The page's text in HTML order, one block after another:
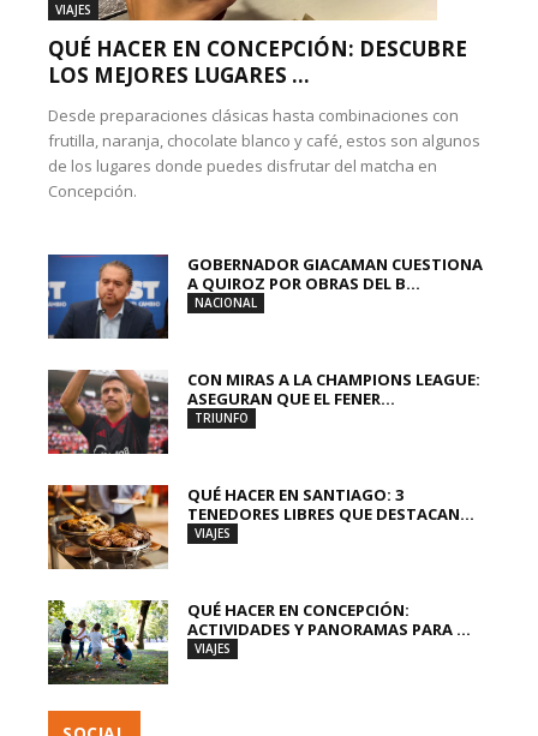
VIAJES
QUÉ HACER EN CONCEPCIÓN: DESCUBRE
LOS MEJORES LUGARES ...
Desde preparaciones clásicas hasta combinaciones con
frutilla, naranja, chocolate blanco y café, estos son algunos
de los lugares donde puedes disfrutar del matcha en
Concepción.
GOBERNADOR GIACAMAN CUESTIONA
A QUIROZ POR OBRAS DEL B...
NACIONAL
CON MIRAS A LA CHAMPIONS LEAGUE:
ASEGURAN QUE EL FENER...
TRIUNFO
QUÉ HACER EN SANTIAGO: 3
TENEDORES LIBRES QUE DESTACAN...
VIAJES
QUÉ HACER EN CONCEPCIÓN:
ACTIVIDADES Y PANORAMAS PARA ...
VIAJES